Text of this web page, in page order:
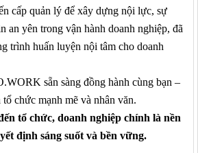
cấp quản lý để xây dựng nội lực, sự
an yên trong vận hành doanh nghiệp, đã
trình huấn luyện nội tâm cho doanh
sẵn sàng đồng hành cùng bạn –
chức mạnh mẽ và nhân văn.
tổ chức, doanh nghiệp chính là nền
định sáng suốt và bền vững.